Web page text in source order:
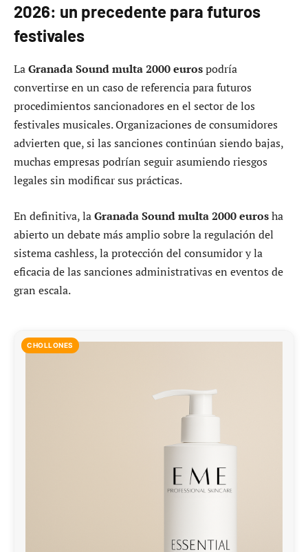
2026: un precedente para futuros
festivales
LaGranada Sound multa 2000 eurospodría
convertirse en un caso de referencia para futuros
procedimientos sancionadores en el sector de los
festivales musicales. Organizaciones de consumidores
advierten que, si las sanciones continúan siendo bajas,
muchas empresas podrían seguir asumiendo riesgos
legales sin modificar sus prácticas.
En definitiva, laGranada Sound multa 2000 eurosha
abierto un debate más amplio sobre la regulación del
sistema cashless, la protección del consumidor y la
eficacia de las sanciones administrativas en eventos de
gran escala.
CHOLLONES